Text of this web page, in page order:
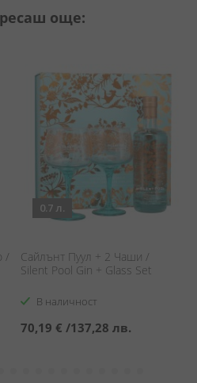
още:
/
0.7 л.
Сайлънт Пуул + 2 Чаши /
Silent Pool Gin + Glass Set
В наличност
70,19 € /137,28 лв.